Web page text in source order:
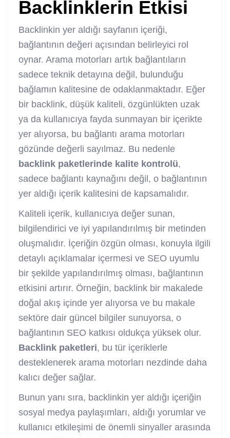
Backlinklerin Etkisi
Backlinkin yer aldığı sayfanın içeriği,
bağlantının değeri açısından belirleyici rol
oynar. Arama motorları artık bağlantıların
sadece teknik detayına değil, bulunduğu
bağlamın kalitesine de odaklanmaktadır. Eğer
bir backlink, düşük kaliteli, özgünlükten uzak
ya da kullanıcıya fayda sunmayan bir içerikte
yer alıyorsa, bu bağlantı arama motorları
gözünde değerli sayılmaz. Bu nedenle
backlink paketlerinde kalite kontrolü,
sadece bağlantı kaynağını değil, o bağlantının
yer aldığı içerik kalitesini de kapsamalıdır.
Kaliteli içerik, kullanıcıya değer sunan,
bilgilendirici ve iyi yapılandırılmış bir metinden
oluşmalıdır. İçeriğin özgün olması, konuyla ilgili
detaylı açıklamalar içermesi ve SEO uyumlu
bir şekilde yapılandırılmış olması, bağlantının
etkisini artırır. Örneğin, backlink bir makalede
doğal akış içinde yer alıyorsa ve bu makale
sektöre dair güncel bilgiler sunuyorsa, o
bağlantının SEO katkısı oldukça yüksek olur.
Backlink paketleri, bu tür içeriklerle
desteklenerek arama motorları nezdinde daha
kalıcı değer sağlar.
Bunun yanı sıra, backlinkin yer aldığı içeriğin
sosyal medya paylaşımları, aldığı yorumlar ve
kullanıcı etkileşimi de önemli sinyaller arasında